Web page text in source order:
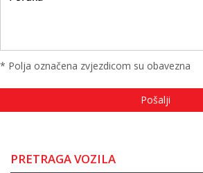
* Polja označena zvjezdicom su obavezna
PRETRAGA VOZILA